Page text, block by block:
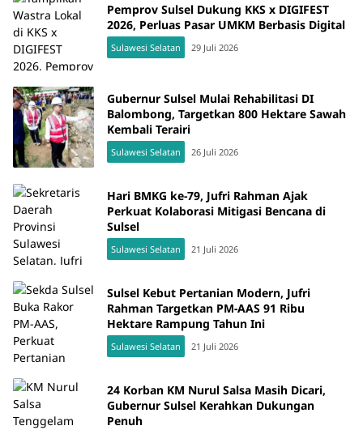
Pemprov Sulsel Dukung KKS x DIGIFEST
2026, Perluas Pasar UMKM Berbasis Digital
Sulawesi Selatan 29 Juli 2026
Gubernur Sulsel Mulai Rehabilitasi DI
Balombong, Targetkan 800 Hektare Sawah
Kembali Terairi
Sulawesi Selatan 26 Juli 2026
Hari BMKG ke-79, Jufri Rahman Ajak
Perkuat Kolaborasi Mitigasi Bencana di
Sulsel
Sulawesi Selatan 21 Juli 2026
Sulsel Kebut Pertanian Modern, Jufri
Rahman Targetkan PM-AAS 91 Ribu
Hektare Rampung Tahun Ini
Sulawesi Selatan 21 Juli 2026
24 Korban KM Nurul Salsa Masih Dicari,
Gubernur Sulsel Kerahkan Dukungan
Penuh